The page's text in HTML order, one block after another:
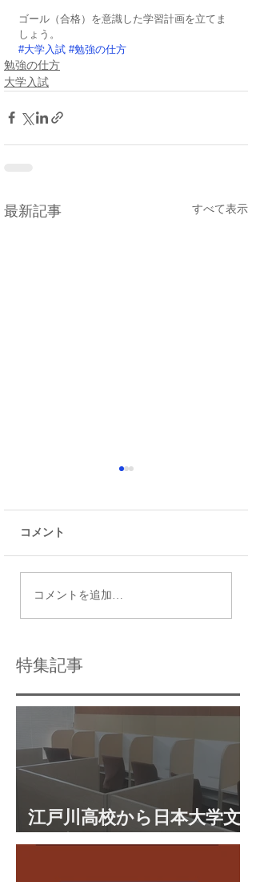
ゴール（合格）を意識した学習計画を立てま
しょう。
#大学入試 #勉強の仕方
勉強の仕方
大学入試
最新記事 すべて表示
【合格体験談】篠崎第
る逆転合格
コメント
コメントを追加…
特集記事
江戸川高校から日本大学文
理学部に合格 合格体験談